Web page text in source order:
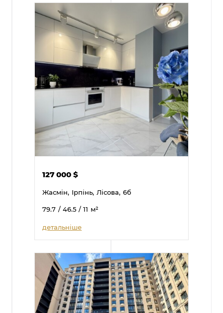
127 000$
Жасмін, Ірпінь, Лісова, 6б
79.7 / 46.5 / 11 м²
детальніше